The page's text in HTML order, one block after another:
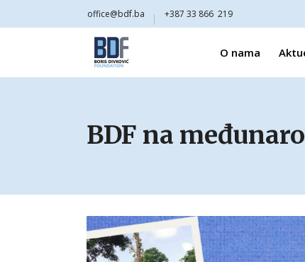
office@bdf.ba +387 33 866 219
O nama
BDF na